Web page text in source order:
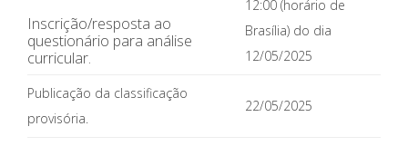
Inscrição/resposta ao
questionário para análise
curricular.
12:00 (horário de
Brasília) do dia
12/05/2025
Publicação da classificação
provisória.
22/05/2025